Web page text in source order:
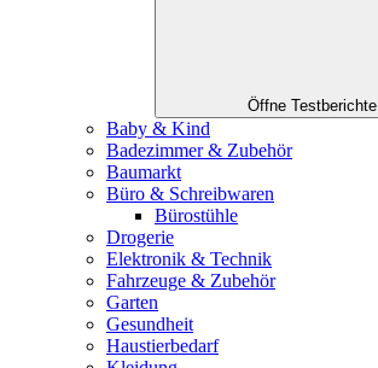
Öffne Testberichte
Baby & Kind
Badezimmer & Zubehör
Baumarkt
Büro & Schreibwaren
Bürostühle
Drogerie
Elektronik & Technik
Fahrzeuge & Zubehör
Garten
Gesundheit
Haustierbedarf